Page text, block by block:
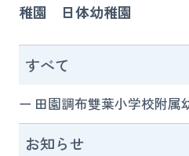
すべて
田園調布雙葉小学校附属
お知らせ
稚園 日体幼稚園